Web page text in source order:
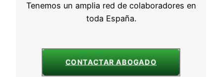
Tenemos un amplia red de colaboradores en
toda España.
CONTACTAR ABOGADO